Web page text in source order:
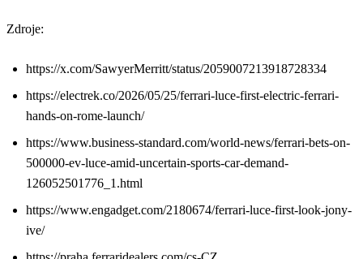
Zdroje:
https://x.com/SawyerMerritt/status/2059007213918728334
https://electrek.co/2026/05/25/ferrari-luce-first-electric-ferrari-
hands-on-rome-launch/
https://www.business-standard.com/world-news/ferrari-bets-on-
500000-ev-luce-amid-uncertain-sports-car-demand-
126052501776_1.html
https://www.engadget.com/2180674/ferrari-luce-first-look-jony-
ive/